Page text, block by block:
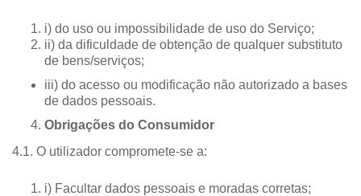
i) do uso ou impossibilidade de uso do Serviço;
ii) da dificuldade de obtenção de qualquer substituto
de bens/serviços;
iii) do acesso ou modificação não autorizado a bases
de dados pessoais.
Obrigações do Consumidor
4.1. O utilizador compromete-se a:
i) Facultar dados pessoais e moradas corretas;